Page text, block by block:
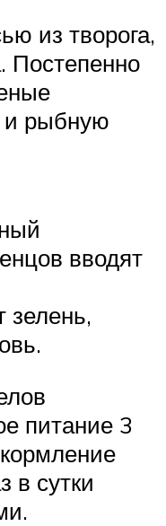
из творога,
Постепенно
и рыбную
вводят
питание 3
в сутки